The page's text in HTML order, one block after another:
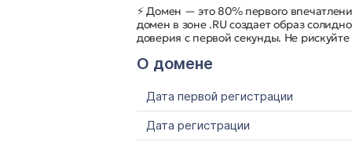
⚡ Домен — это 80% первого
домен в зоне .RU создает образ
доверия с первой секунды. Не
О домене
Дата первой регистрации
Дата регистрации